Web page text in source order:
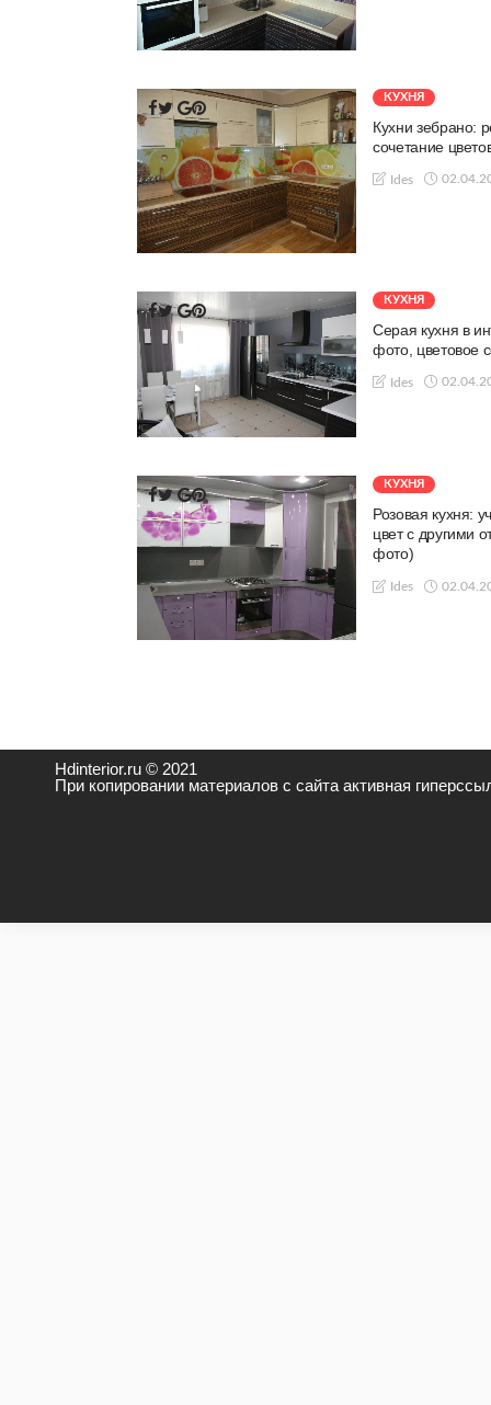
КУХНЯ
Кухни зебрано:
сочетание
Ides
КУХНЯ
Серая кухня в
фото, цветовое
Ides
КУХНЯ
Розовая кухня:
цвет с другими
фото)
Ides
Hdinterior.ru © 2021
При копировании материалов с сайта активная